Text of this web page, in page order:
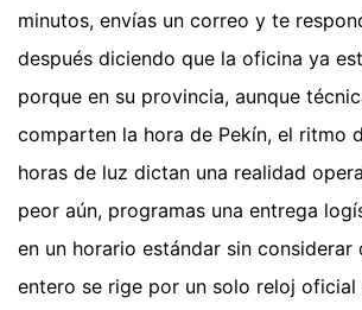
minutos, envías un correo y te
después diciendo que la oficina ya
porque en su provincia, aunque
comparten la hora de Pekín, el ritmo
horas de luz dictan una realidad
peor aún, programas una entrega
en un horario estándar sin considerar
entero se rige por un solo reloj oficial